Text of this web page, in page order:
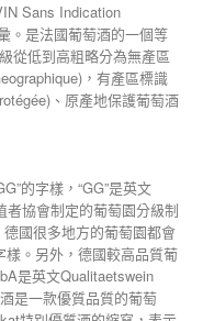
Sans Indication
。是法國葡萄酒的一個等
從低到高粗略分為無產區
，有產區標識
、原產地保護葡萄酒
的字樣，“GG”是英文
協會制定的葡萄園分級制
國很多地方的葡萄園都會
樣。另外，德國較高品質葡
是英文Qualitaetswein
是一款優質品質的葡萄